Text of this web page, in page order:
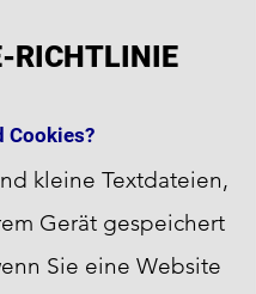
RICHTLINIE
Cookies?
kleine Textdateien,
Gerät gespeichert
Sie eine Website